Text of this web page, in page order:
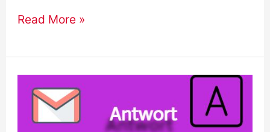
Stellungnahme
:
Formulierungen
Read More »